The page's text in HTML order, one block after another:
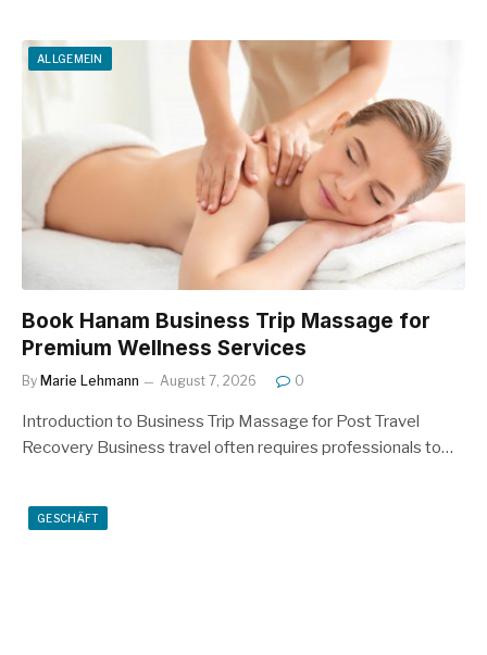
ALLGEMEIN
Book Hanam Business Trip Massage for
Premium Wellness Services
By Marie Lehmann August 7, 2026 0
Introduction to Business Trip Massage for Post Travel
Recovery Business travel often requires professionals to…
GESCHÄFT